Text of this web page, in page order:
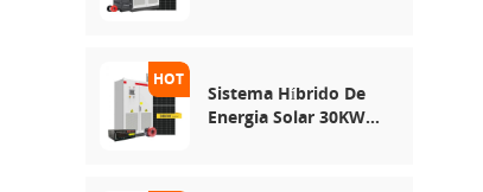
Sistema Híbrido De
Energia Solar 30KW